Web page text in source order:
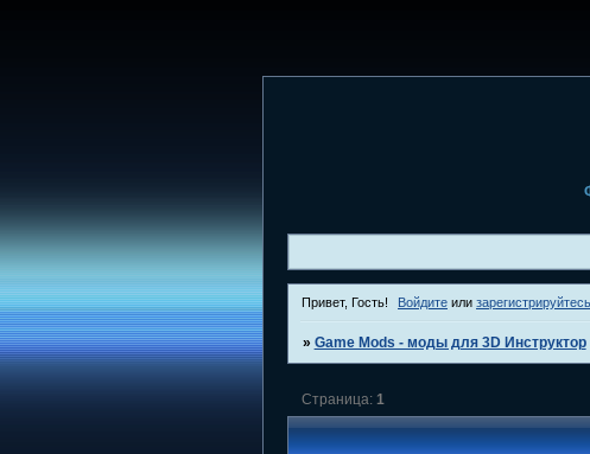
Привет, Гость! Войдите или зарегистрируйтесь
» Game Mods - моды для 3D Инструктор
Страница: 1